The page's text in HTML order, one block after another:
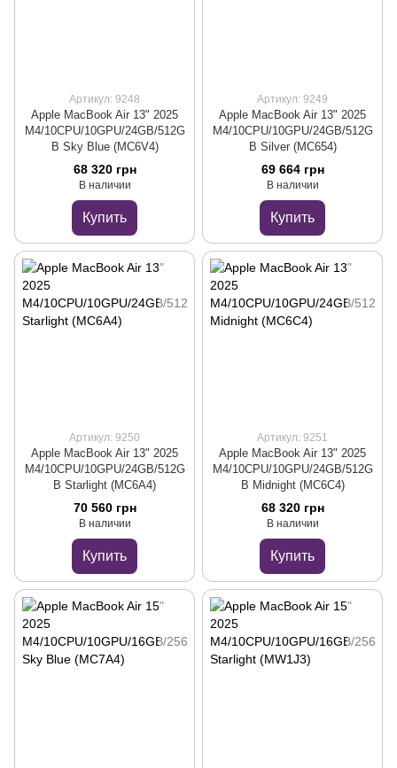
Артикул: 9248
Apple MacBook Air 13" 2025
M4/10CPU/10GPU/24GB/512G
B Sky Blue (MC6V4)
68 320 грн
В наличии
Купить
Артикул: 9249
Apple MacBook Air 13" 2025
M4/10CPU/10GPU/24GB/512G
B Silver (MC654)
69 664 грн
В наличии
Купить
Артикул: 9250
Apple MacBook Air 13" 2025
M4/10CPU/10GPU/24GB/512G
B Starlight (MC6A4)
70 560 грн
В наличии
Купить
Артикул: 9251
Apple MacBook Air 13" 2025
M4/10CPU/10GPU/24GB/512G
B Midnight (MC6C4)
68 320 грн
В наличии
Купить